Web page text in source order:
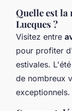
Quelle est
Lucques ?
Visitez entre
pour profiter
estivales.
de nombreux
exceptionnels.